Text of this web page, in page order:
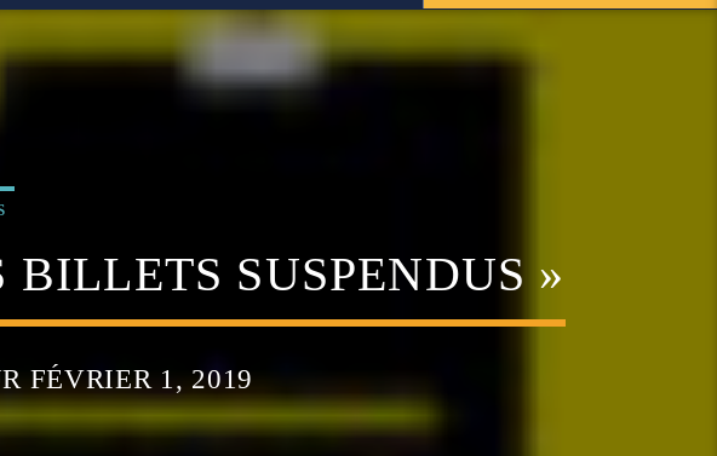
BILLETS SUSPENDUS »
FÉVRIER 1, 2019